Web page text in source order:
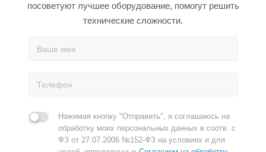
посоветуют лучшее оборудование, помогут решить
технические сложности.
Нажимая кнопку "Отправить", я соглашаюсь на
обработку моих персональных данных в соотв. с
ФЗ от 27.07.2006 №152-ФЗ на условиях и для